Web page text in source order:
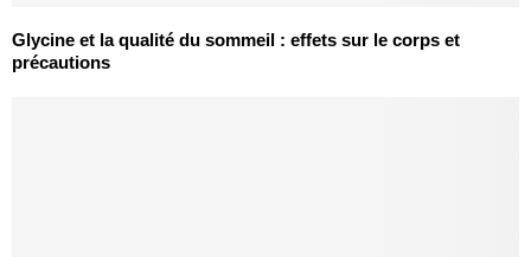
Glycine et la qualité du sommeil : effets sur le corps et
précautions